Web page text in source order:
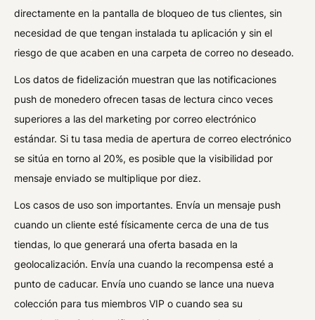
directamente en la pantalla de bloqueo de tus clientes, sin
necesidad de que tengan instalada tu aplicación y sin el
riesgo de que acaben en una carpeta de correo no deseado.
Los datos de fidelización muestran que las notificaciones
push de monedero ofrecen tasas de lectura cinco veces
superiores a las del marketing por correo electrónico
estándar. Si tu tasa media de apertura de correo electrónico
se sitúa en torno al 20%, es posible que la visibilidad por
mensaje enviado se multiplique por diez.
Los casos de uso son importantes. Envía un mensaje push
cuando un cliente esté físicamente cerca de una de tus
tiendas, lo que generará una oferta basada en la
geolocalización. Envía una cuando la recompensa esté a
punto de caducar. Envía uno cuando se lance una nueva
colección para tus miembros VIP o cuando sea su